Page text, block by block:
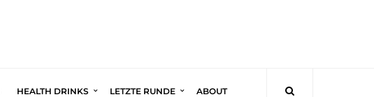
HEALTH DRINKS LETZTE RUNDE ABOUT